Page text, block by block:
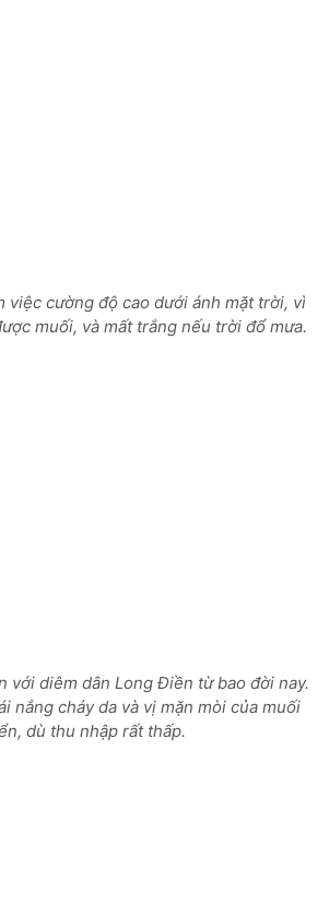
việc cường độ cao dưới ánh mặt trời, vì
muối, và mất trắng nếu trời đổ mưa.
với diêm dân Long Điền từ bao đời nay.
nắng cháy da và vị mặn mòi của muối
dù thu nhập rất thấp.